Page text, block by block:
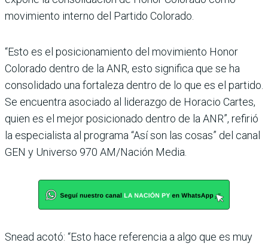
movi­miento interno del Partido Colorado.
“Esto es el posi­cionamiento del movimiento Honor
Colorado dentro de la ANR, esto significa que se ha
consolidado una fortaleza dentro de lo que es el partido.
Se encuentra asociado al lide­razgo de Horacio Cartes,
quien es el mejor posicionado dentro de la ANR”, refirió
la especia­lista al programa “Así son las cosas” del canal
GEN y Uni­verso 970 AM/Nación Media.
Snead acotó: “Esto hace referencia a algo que es muy